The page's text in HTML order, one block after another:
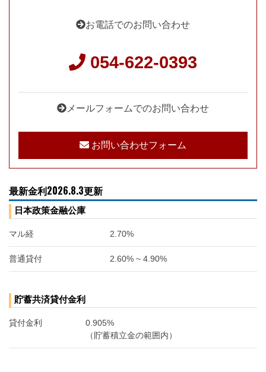
お電話でのお問い合わせ
054-622-0393
メールフォームでのお問い合わせ
お問い合わせフォーム
最新金利2026.8.3更新
日本政策金融公庫
マル経 2.70%
普通貸付 2.60% ~ 4.90%
貯蓄共済貸付金利
貸付金利
0.905%
（貯蓄積立金の範囲内）